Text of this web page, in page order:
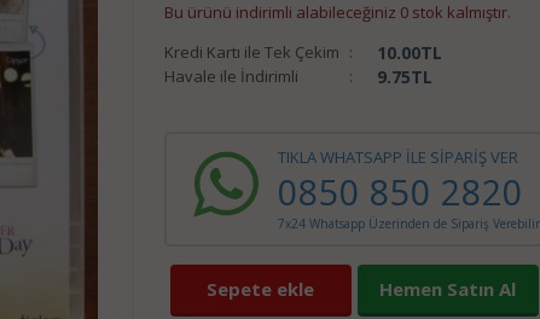
Bu ürünü indirimli alabileceğiniz 0 stok kalmıştır.
Kredi Kartı ile Tek Çekim : 10.00TL
Havale ile İndirimli : 9.75TL
TIKLA WHATSAPP İLE SİPARİŞ VER
0850 850 2820
7x24 Whatsapp Üzerinden de Sipariş
Sepete ekle Hemen Satın Al